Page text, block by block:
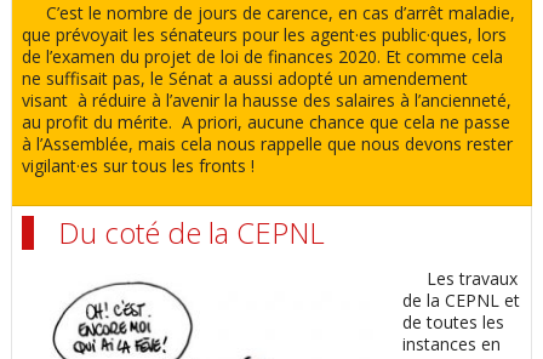
C’est le nombre de jours de carence, en cas d’arrêt maladie,
que prévoyait les sénateurs pour les agent·es public·ques, lors
de l’examen du projet de loi de finances 2020. Et comme cela
ne suffisait pas, le Sénat a aussi adopté un amendement
visant à réduire à l’avenir la hausse des salaires à l’ancienneté,
au profit du mérite. A priori, aucune chance que cela ne passe
à l’Assemblée, mais cela nous rappelle que nous devons rester
vigilant·es sur tous les fronts !
Du coté de la CEPNL
Les travaux
de la CEPNL et
de toutes les
instances en